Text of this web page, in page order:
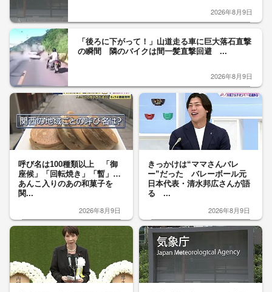
2026年8月9日
「後ろに下がって！」山道走る車に巨大落石直撃
の瞬間 隣のバイクは間一髪直撃回避 ...
2026年8月9日
呼び名は100種類以上 「御
座候」「回転焼き」「暫」…
あんこ入りのあの和菓子を
関...
2026年8月9日
きっかけは“ママさんバレ
ー”だった バレーボール元
日本代表・清水邦広さんが語
る ...
2026年8月9日